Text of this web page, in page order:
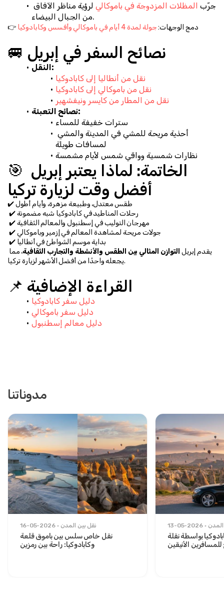
جرّب المظلات المزدوجة في باموكالي
من الجبال البيضاء.
👉 دمج الوجهات: جولة لمدة 4 أيام في باموكالي وأفسس وكابادوكيا
🚐 نصائح السفر في إبريل
النقل:
نقل من أنطاليا إلى كابادوكيا
نقل من باموكالي إلى كابادوكيا
نقل من المطار من كايسر ونيفشهير
نصائح التعبئة:
سترات خفيفة للمساء
لمسافات طويلة
نظارات شمسية وواقي شمس لأيام مشمسة
🎯 الخاتمة: لماذا يعتبر إبريل
أفضل وقت لزيارة تركيا
✔️ طقس معتدل، وطبيعة مزهرة، وأيام أطول
✔️ رحلات المناطيد في كابادوكيا شبه مضمونة
✔️ مهرجان التوليب في إسطنبول والمعالم الثقافية
✔️ جولات مريحة لمشاهدة المعالم في إزمير وباموكالي
✔️ بداية موسم الشواطئ في أنطاليا
يقدم إبريل التوازن المثالي بين الطقس والأنشطة والتجارب الثقافية
يجعله واحدًا من أفضل الأشهر لزيارة تركيا.
📌 القراءة الإضافية
دليل سفر كابادوكيا
دليل سفر باموكالي
دليل معالم إسطنبول
مدوناتنا
16-05-2026 نقل بين المدن
نقل خاص سلس بين باموق قلعة
وكابادوكيا: راحة بين رمزين
13-05-2026
بواسطة نقلة
الأنيقين